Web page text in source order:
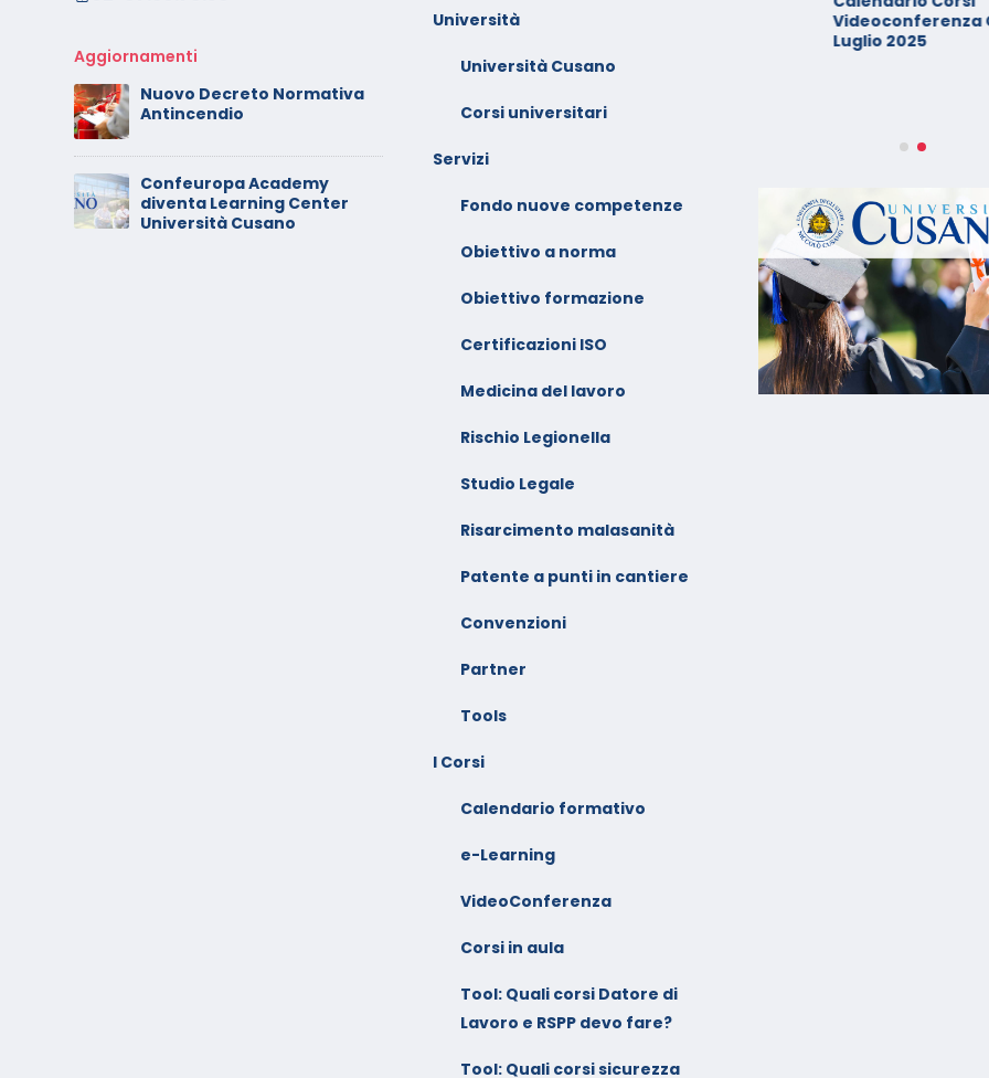
Aggiornamenti
Nuovo Decreto Normativa
Antincendio
Confeuropa Academy
diventa Learning Center
Università Cusano
Università
Università Cusano
Corsi universitari
Servizi
Fondo nuove competenze
Obiettivo a norma
Obiettivo formazione
Certificazioni ISO
Medicina del lavoro
Rischio Legionella
Studio Legale
Risarcimento malasanità
Patente a punti in cantiere
Convenzioni
Partner
Tools
I Corsi
Calendario formativo
e-Learning
VideoConferenza
Corsi in aula
Tool: Quali corsi Datore di
Lavoro e RSPP devo fare?
Tool: Quali corsi sicurezza
working, riconosciuto
Videoconferenza Marzo –
Videoconferenza Gennaio –
Videoconferenza
Luglio 2025